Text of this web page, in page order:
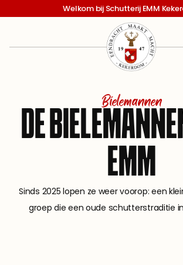
Bielemannen
DE
EMM
Sinds 2025 lopen ze weer voorop: een
groep die een oude schutterstraditie
Welkom bij Schutterij EMM